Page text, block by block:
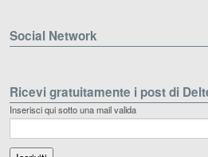
Social Network
Ricevi gratuitamente i post di
Inserisci qui sotto una mail valida